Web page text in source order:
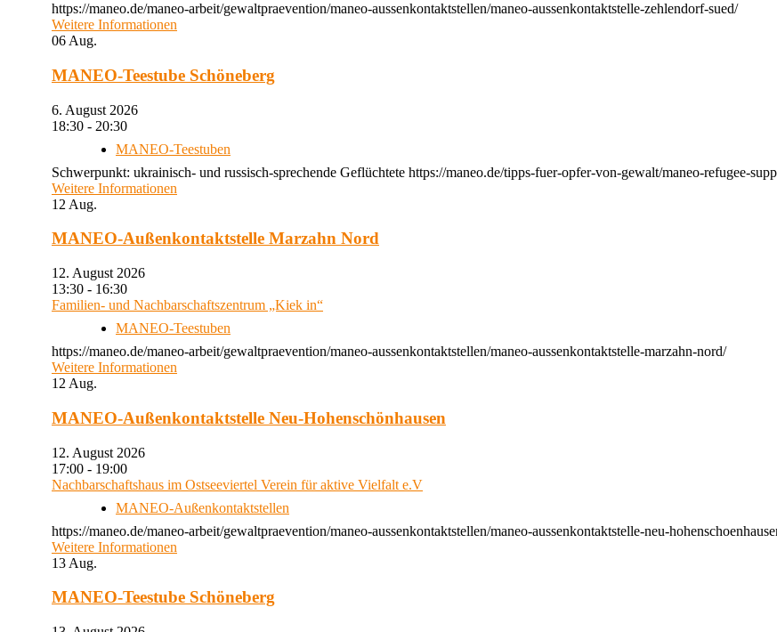
https://maneo.de/maneo-arbeit/gewaltpraevention/maneo-aussenkontaktstellen/maneo-aussenkontaktstelle-zehlendorf-sued/
Weitere Informationen
06 Aug.
MANEO-Teestube Schöneberg
6. August 2026
18:30 - 20:30
MANEO-Teestuben
Schwerpunkt: ukrainisch- und russisch-sprechende Geflüchtete https://maneo.de/tipps-fuer-opfer-von-gewalt/maneo-refugee-
Weitere Informationen
12 Aug.
MANEO-Außenkontaktstelle Marzahn Nord
12. August 2026
13:30 - 16:30
Familien- und Nachbarschaftszentrum „Kiek in“
MANEO-Teestuben
https://maneo.de/maneo-arbeit/gewaltpraevention/maneo-aussenkontaktstellen/maneo-aussenkontaktstelle-marzahn-nord/
Weitere Informationen
12 Aug.
MANEO-Außenkontaktstelle Neu-Hohenschönhausen
12. August 2026
17:00 - 19:00
Nachbarschaftshaus im Ostseeviertel Verein für aktive Vielfalt e.V
MANEO-Außenkontaktstellen
https://maneo.de/maneo-arbeit/gewaltpraevention/maneo-aussenkontaktstellen/maneo-aussenkontaktstelle-neu-
Weitere Informationen
13 Aug.
MANEO-Teestube Schöneberg